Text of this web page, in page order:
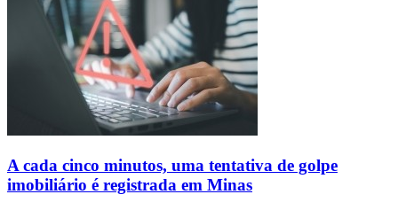
A cada cinco minutos, uma tentativa de golpe
imobiliário é registrada em Minas